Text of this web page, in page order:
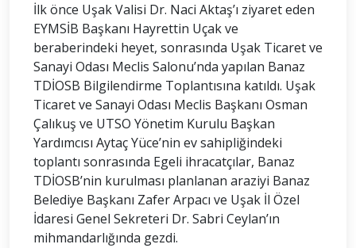
İlk önce Uşak Valisi Dr. Naci Aktaş’ı ziyaret eden
EYMSİB Başkanı Hayrettin Uçak ve
beraberindeki heyet, sonrasında Uşak Ticaret ve
Sanayi Odası Meclis Salonu’nda yapılan Banaz
TDİOSB Bilgilendirme Toplantısına katıldı. Uşak
Ticaret ve Sanayi Odası Meclis Başkanı Osman
Çalıkuş ve UTSO Yönetim Kurulu Başkan
Yardımcısı Aytaç Yüce’nin ev sahipliğindeki
toplantı sonrasında Egeli ihracatçılar, Banaz
TDİOSB’nin kurulması planlanan araziyi Banaz
Belediye Başkanı Zafer Arpacı ve Uşak İl Özel
İdaresi Genel Sekreteri Dr. Sabri Ceylan’ın
mihmandarlığında gezdi.